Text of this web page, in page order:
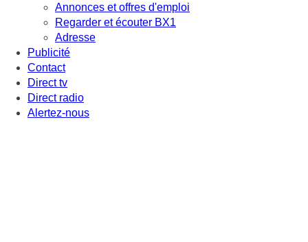
Annonces et offres d'emploi
Regarder et écouter BX1
Adresse
Publicité
Contact
Direct tv
Direct radio
Alertez-nous